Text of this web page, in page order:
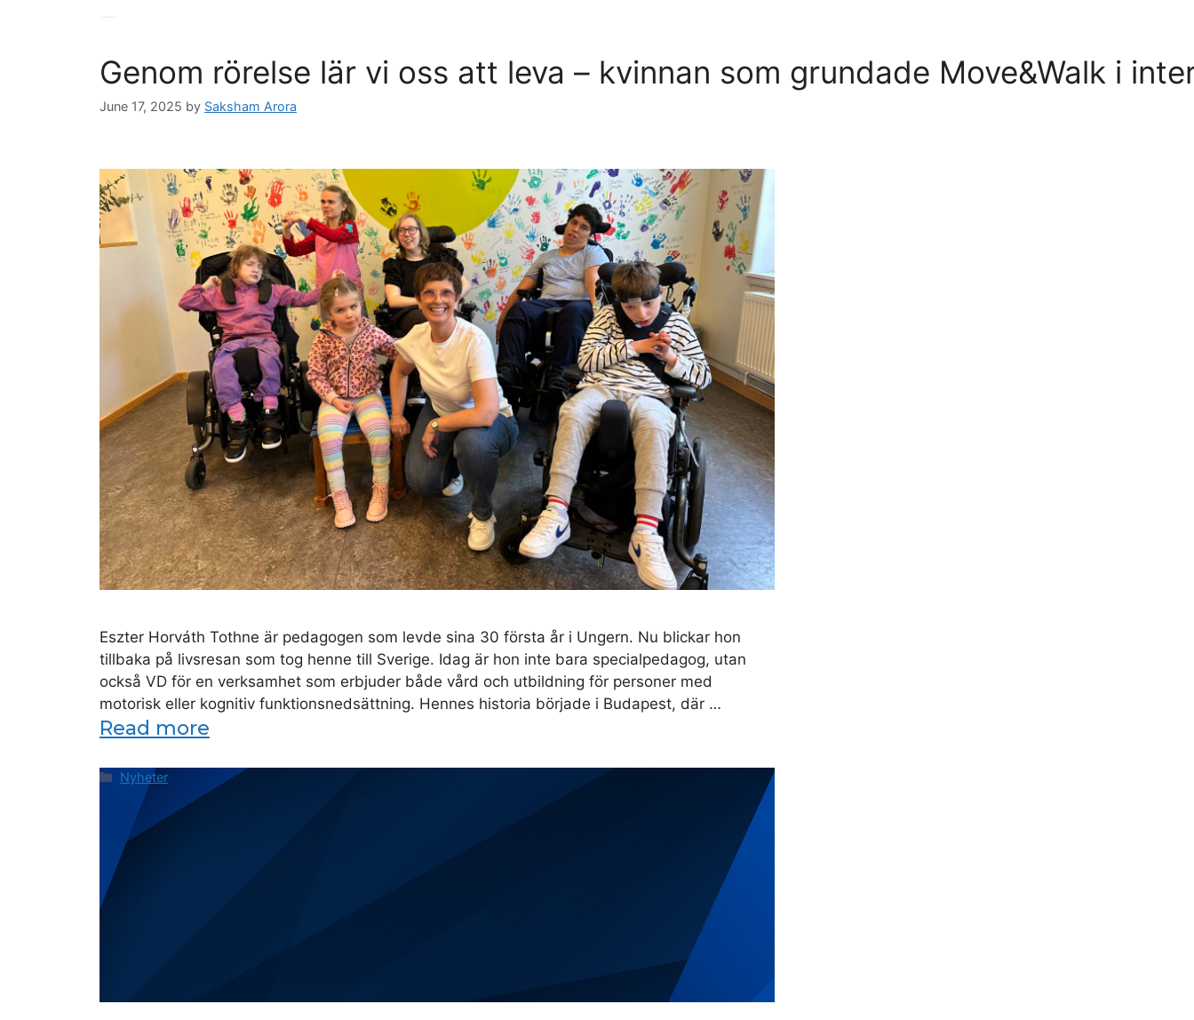
ETT PRIS FÖR SVERIGES FRAMTID About us Nominate Svenska
Nyheter
Genom rörelse lär vi oss att leva – kvinnan som grundade Move&Walk i
June 17, 2025 by Saksham Arora
Eszter Horváth Tothne är pedagogen som levde sina 30 första år i Ungern. Nu blickar hon
tillbaka på livsresan som tog henne till Sverige. Idag är hon inte bara specialpedagog, utan
också VD för en verksamhet som erbjuder både vård och utbildning för personer med
motorisk eller kognitiv funktionsnedsättning. Hennes historia började i Budapest, där …
Read more
Categories
Nyheter